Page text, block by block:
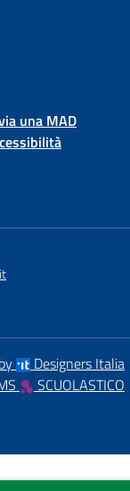
una MAD
Designers Italia
SCUOLASTICO